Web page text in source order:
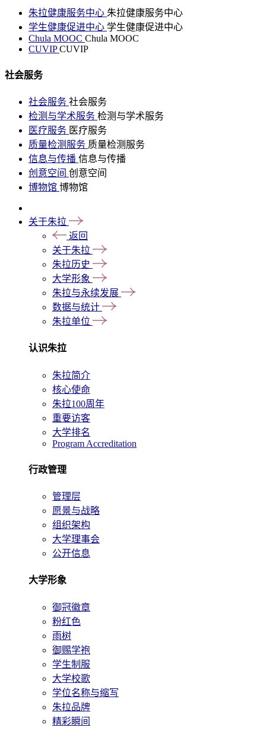
朱拉健康服务中心 朱拉健康服务中心
学生健康促进中心 学生健康促进中心
Chula MOOC Chula MOOC
CUVIPCUVIP
社会服务
社会服务 社会服务
检测与学术服务 检测与学术服务
医疗服务 医疗服务
质量检测服务 质量检测服务
信息与传播 信息与传播
创意空间 创意空间
博物馆 博物馆
关于朱拉
返回
关于朱拉
朱拉历史
大学形象
朱拉与永续发展
数据与统计
朱拉单位
认识朱拉
朱拉简介
核心使命
朱拉100周年
重要访客
大学排名
Program Accreditation
行政管理
管理层
愿景与战略
组织架构
大学理事会
公开信息
大学形象
御冠徽章
粉红色
雨树
御赐学袍
学生制服
大学校歌
学位名称与缩写
朱拉品牌
精彩瞬间